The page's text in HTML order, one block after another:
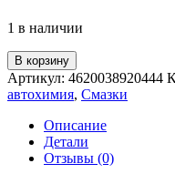
1 в наличии
Количество
товара
Медная
SERVICE
В корзину
Артикул: 4620038920444
автохимия, Смазки
Описание
Детали
Отзывы (0)